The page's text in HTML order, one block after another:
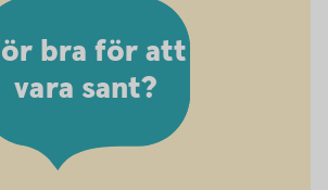
bra för att
vara sant?